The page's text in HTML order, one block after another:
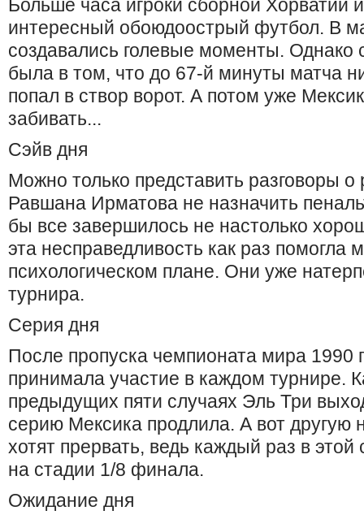
Больше часа игроки сборной Хорватии
интересный обоюдоострый футбол. В
создавались голевые моменты. Однако
была в том, что до 67-й минуты матча
попал в створ ворот. А потом уже
забивать...
Сэйв дня
Можно только представить разговоры
Равшана Ирматова не назначить
бы все завершилось не настолько
эта несправедливость как раз помогла
психологическом плане. Они уже
турнира.
Серия дня
После пропуска чемпионата мира 1990
принимала участие в каждом турнире.
предыдущих пяти случаях Эль Три
серию Мексика продлила. А вот другую
хотят прервать, ведь каждый раз в
на стадии 1/8 финала.
Ожидание дня